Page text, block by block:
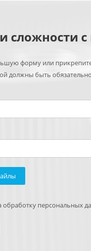
сложности
форму или
должны быть
обработку персональных